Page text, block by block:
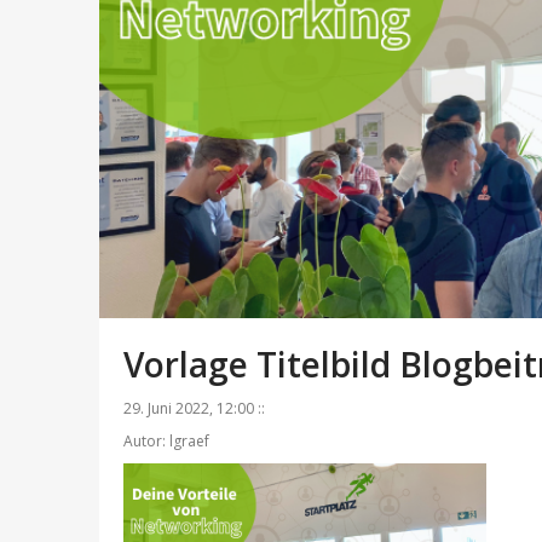
Vorlage Titelbild
29. Juni 2022, 12:00 ::
Autor: lgraef